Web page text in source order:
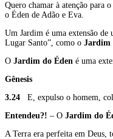
Quero chamar à atenção para
o Éden de Adão e Eva.
Um Jardim é uma extensão
Lugar Santo”, como o Jardim
O Jardim do Éden é uma
Gênesis
3.24 E, expulso o homem,
Entendeu?! – O Jardim do
A Terra era perfeita em Deus,